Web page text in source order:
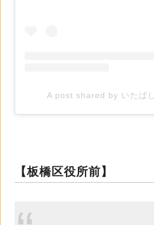
A post shared by いたば
【板橋区役所前】